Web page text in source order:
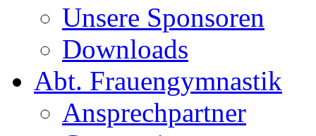
Unsere Sponsoren
Downloads
Abt. Frauengymnastik
Ansprechpartner